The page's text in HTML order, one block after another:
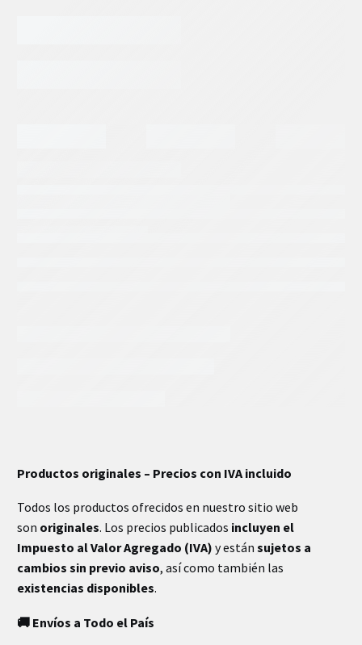
Productos originales – Precios con IVA incluido
Todos los productos ofrecidos en nuestro sitio web
son originales. Los precios publicados incluyen el
Impuesto al Valor Agregado (IVA) y están sujetos a
cambios sin previo aviso, así como también las
existencias disponibles.
🚚 Envíos a Todo el País